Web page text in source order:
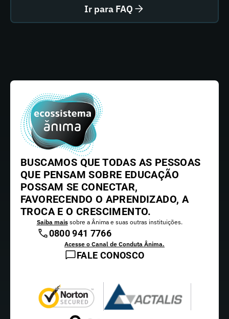
Ir para FAQ
BUSCAMOS QUE TODAS AS PESSOAS
QUE PENSAM SOBRE EDUCAÇÃO
POSSAM SE CONECTAR,
FAVORECENDO O APRENDIZADO, A
TROCA E O CRESCIMENTO.
Saiba maissobre a Ânima e suas outras instituições.
0800 941 7766
Acesse o Canal de Conduta Ânima.
FALE CONOSCO